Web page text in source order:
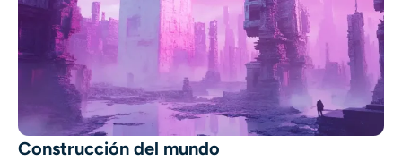
Construcción del mundo